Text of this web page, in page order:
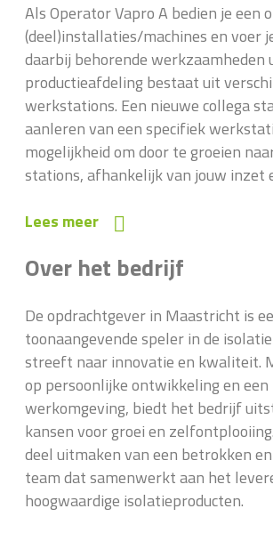
Als Operator Vapro A bedien je een
(deel)installaties/machines en voer
daarbij behorende werkzaamheden
productieafdeling bestaat uit
werkstations. Een nieuwe collega
aanleren van een specifiek
mogelijkheid om door te groeien
stations, afhankelijk van jouw inzet
Lees meer
Over het bedrijf
De opdrachtgever in Maastricht is
toonaangevende speler in de
streeft naar innovatie en kwaliteit.
op persoonlijke ontwikkeling en
werkomgeving, biedt het bedrijf
kansen voor groei en
deel uitmaken van een betrokken
team dat samenwerkt aan het
hoogwaardige isolatieproducten.